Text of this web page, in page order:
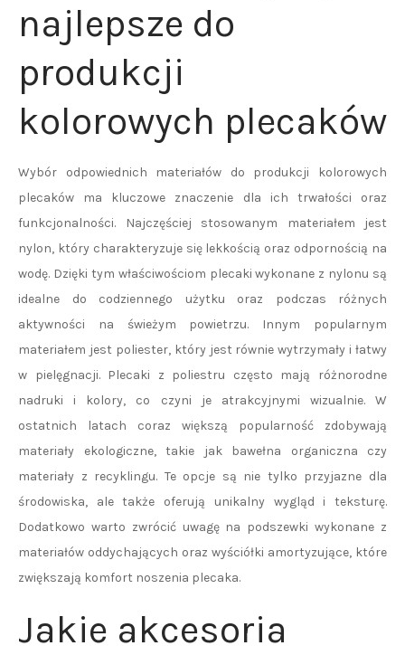
najlepsze do
produkcji
kolorowych plecaków
Wybór odpowiednich materiałów do produkcji kolorowych
plecaków ma kluczowe znaczenie dla ich trwałości oraz
funkcjonalności. Najczęściej stosowanym materiałem jest
nylon, który charakteryzuje się lekkością oraz odpornością na
wodę. Dzięki tym właściwościom plecaki wykonane z nylonu są
idealne do codziennego użytku oraz podczas różnych
aktywności na świeżym powietrzu. Innym popularnym
materiałem jest poliester, który jest równie wytrzymały i łatwy
w pielęgnacji. Plecaki z poliestru często mają różnorodne
nadruki i kolory, co czyni je atrakcyjnymi wizualnie. W
ostatnich latach coraz większą popularność zdobywają
materiały ekologiczne, takie jak bawełna organiczna czy
materiały z recyklingu. Te opcje są nie tylko przyjazne dla
środowiska, ale także oferują unikalny wygląd i teksturę.
Dodatkowo warto zwrócić uwagę na podszewki wykonane z
materiałów oddychających oraz wyściółki amortyzujące, które
zwiększają komfort noszenia plecaka.
Jakie akcesoria